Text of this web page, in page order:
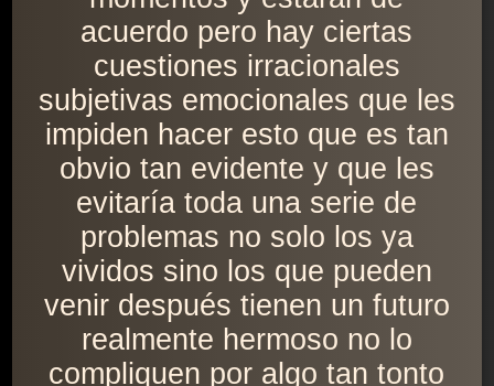
acuerdo pero hay ciertas
cuestiones irracionales
subjetivas emocionales que les
impiden hacer esto que es tan
obvio tan evidente y que les
evitaría toda una serie de
problemas no solo los ya
vividos sino los que pueden
venir después tienen un futuro
realmente hermoso no lo
compliquen por algo tan tonto